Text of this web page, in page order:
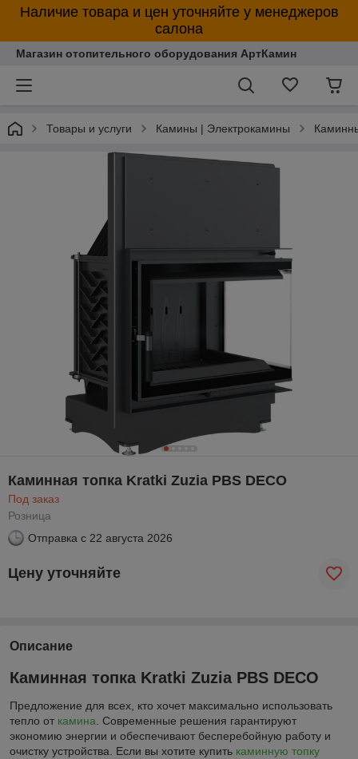
Наличие товара и цен уточняйте у менеджеров
салона
Магазин отопительного оборудования АртКамин
Товары и услуги Камины | Электрокамины
Каминная топка Kratki Zuzia PBS DECO
Под заказ
Розница
Отправка с 22 августа 2026
Цену уточняйте
Описание
Каминная топка Kratki Zuzia PBS DECO
Предложение для всех, кто хочет максимально использовать
тепло от камина. Современные решения гарантируют
экономию энергии и обеспечивают бесперебойную работу и
очистку устройства. Если вы хотите купить каминную топку